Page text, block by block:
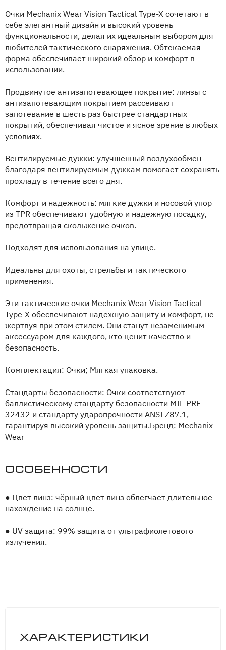
Очки Mechanix Wear Vision Tactical Type-X сочетают в
себе элегантный дизайн и высокий уровень
функциональности, делая их идеальным выбором для
любителей тактического снаряжения. Обтекаемая
форма обеспечивает широкий обзор и комфорт в
использовании.
Продвинутое антизапотевающее покрытие: линзы с
антизапотевающим покрытием рассеивают
запотевание в шесть раз быстрее стандартных
покрытий, обеспечивая чистое и ясное зрение в любых
условиях.
Вентилируемые дужки: улучшенный воздухообмен
благодаря вентилируемым дужкам помогает сохранять
прохладу в течение всего дня.
Комфорт и надежность: мягкие дужки и носовой упор
из TPR обеспечивают удобную и надежную посадку,
предотвращая скольжение очков.
Подходят для использования на улице.
Идеальны для охоты, стрельбы и тактического
применения.
Эти тактические очки Mechanix Wear Vision Tactical
Type-X обеспечивают надежную защиту и комфорт, не
жертвуя при этом стилем. Они станут незаменимым
аксессуаром для каждого, кто ценит качество и
безопасность.
Комплектация: Очки; Мягкая упаковка.
Стандарты безопасности: Очки соответствуют
баллистическому стандарту безопасности MIL-PRF
32432 и стандарту ударопрочности ANSI Z87.1,
гарантируя высокий уровень защиты.Бренд: Mechanix
Wear
Особенности
● Цвет линз: чёрный цвет линз облегчает длительное
нахождение на солнце.
● UV защита: 99% защита от ультрафиолетового
излучения.
Характеристики